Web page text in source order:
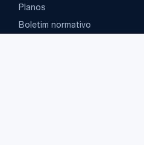
Planos
Boletim normativo